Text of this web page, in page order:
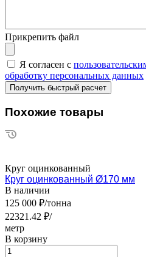
Прикрепить файл
Я согласен с
обработку персональных данных
Похожие товары
Круг оцинкованный
Круг оцинкованный Ø170 мм
В наличии
125 000 ₽/тонна
22321.42 ₽/
метр
В корзину